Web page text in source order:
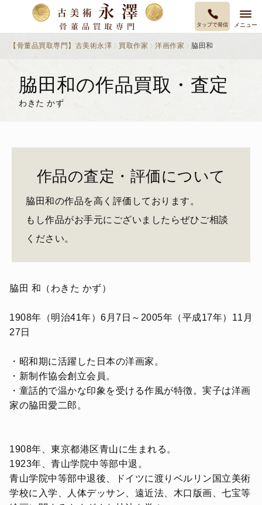
タップで発信 メニュー
【骨董品買取専門】古美術永澤 買取作家 洋画作家 脇田和
脇田和の作品買取・査定
わきた かず
作品の査定・評価について
脇田和の作品を高く評価しております。
もし作品がお手元にございましたらぜひご相談
ください。
脇田 和（わきた かず）
1908年（明治41年）6月7日～2005年（平成17年）11月
27日
・昭和期に活躍した日本の洋画家。
・新制作協会創立会員。
・童話的で温かな印象を受ける作風が特徴。実子は洋画
家の脇田愛二郎。
1908年、東京都港区青山に生まれる。
1923年、青山学院中等部中退。
青山学院中等部中退後、ドイツに渡りベルリン国立美術
学校に入学、人体デッサン、遠近法、木口版画、七宝等